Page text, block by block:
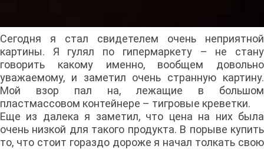
Сегодня я стал свидетелем очень неприятной
картины. Я гулял по гипермаркету – не стану
говорить какому именно, вообщем довольно
уважаемому, и заметил очень странную картину.
Мой взор пал на, лежащие в большом
пластмассовом контейнере – тигровые креветки.
Еще из далека я заметил, что цена на них была
очень низкой для такого продукта. В порыве купить
то, что стоит гораздо дороже я начал толкать свою